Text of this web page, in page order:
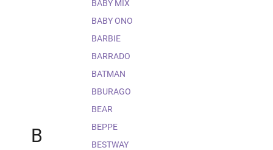
B
BABY MIX
BABY ONO
BARBIE
BARRADO
BATMAN
BBURAGO
BEAR
BEPPE
BESTWAY